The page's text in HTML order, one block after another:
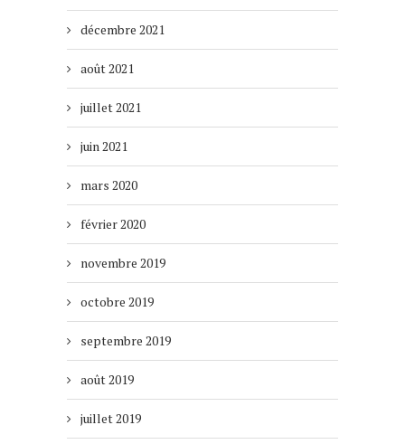
décembre 2021
août 2021
juillet 2021
juin 2021
mars 2020
février 2020
novembre 2019
octobre 2019
septembre 2019
août 2019
juillet 2019